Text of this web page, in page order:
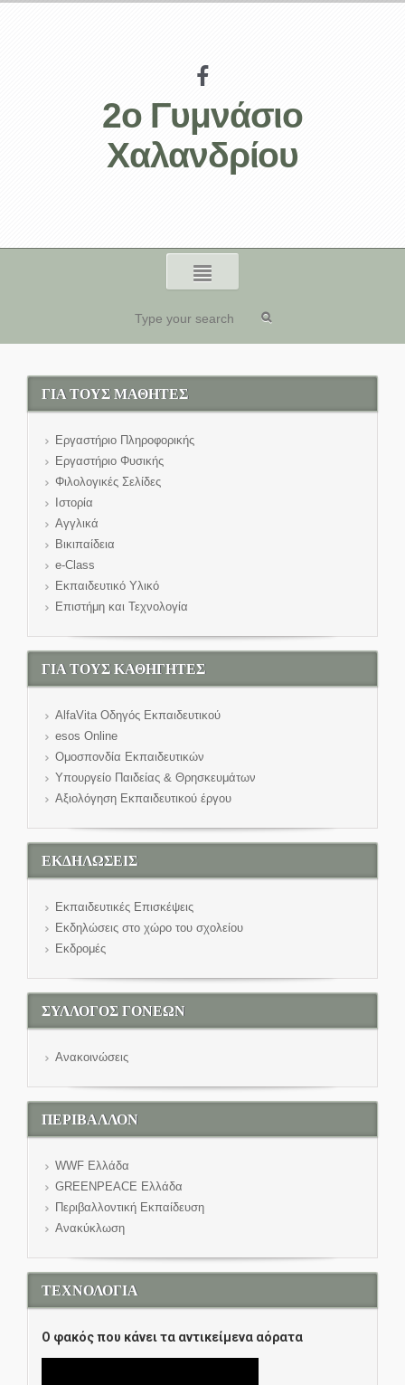
2ο Γυμνάσιο
Χαλανδρίου
ΓΙΑ ΤΟΥΣ ΜΑΘΗΤΕΣ
Εργαστήριο Πληροφορικής
Εργαστήριο Φυσικής
Φιλολογικές Σελίδες
Ιστορία
Αγγλικά
Βικιπαίδεια
e-Class
Εκπαιδευτικό Υλικό
Επιστήμη και Τεχνολογία
ΓΙΑ ΤΟΥΣ ΚΑΘΗΓΗΤΕΣ
AlfaVita Οδηγός Εκπαιδευτικού
esos Online
Ομοσπονδία Εκπαιδευτικών
Υπουργείο Παιδείας & Θρησκευμάτων
Αξιολόγηση Εκπαιδευτικού έργου
ΕΚΔΗΛΩΣΕΙΣ
Εκπαιδευτικές Επισκέψεις
Εκδηλώσεις στο χώρο του σχολείου
Εκδρομές
ΣΥΛΛΟΓΟΣ ΓΟΝΕΩΝ
Ανακοινώσεις
ΠΕΡΙΒΑΛΛΟΝ
WWF Eλλάδα
GREENPEACE Ελλάδα
Περιβαλλοντική Εκπαίδευση
Ανακύκλωση
ΤΕΧΝΟΛΟΓΙΑ
O φακός που κάνει τα αντικείμενα αόρατα